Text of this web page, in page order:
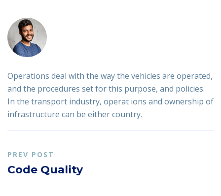
Operations deal with the way the vehicles are operated,
and the procedures set for this purpose, and policies.
In the transport industry, operat ions and ownership of
infrastructure can be either country.
PREV POST
Code Quality